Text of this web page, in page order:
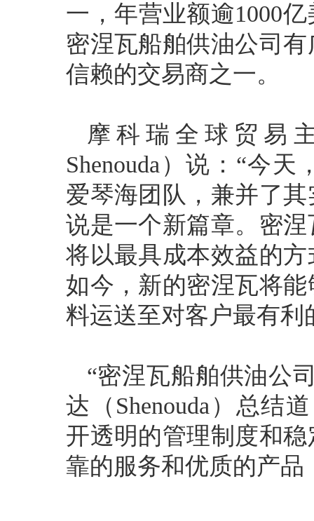
一，年营业额逾1000
密涅瓦船舶供油公司
信赖的交易商之一。
摩科瑞全球贸易
Shenouda）说：“今
爱琴海团队，兼并了
说是一个新篇章。密
将以最具成本效益的
如今，新的密涅瓦将
料运送至对客户最有利
“密涅瓦船舶供油公
达（Shenouda）总结
开透明的管理制度和
靠的服务和优质的产品